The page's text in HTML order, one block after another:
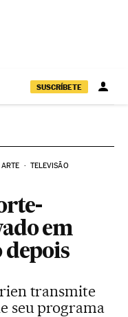
SUSCRÍBETE
ARTE TELEVISÃO
em
depois
transmite
seu programa